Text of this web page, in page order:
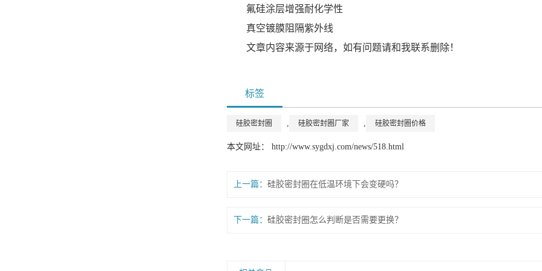
氟硅涂层增强耐化学性
真空镀膜阻隔紫外线
文章内容来源于网络，如有问题请和我联系删除！
标签
硅胶密封圈 硅胶密封圈厂家 硅胶密封圈价格
本文网址： http://www.sygdxj.com/news/518.html
上一篇： 硅胶密封圈在低温环境下会变硬吗？
下一篇： 硅胶密封圈怎么判断是否需要更换？